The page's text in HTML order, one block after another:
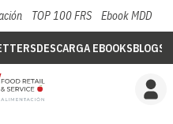
TOP 100 FRS Ebook MDD
DESCARGA EBOOKSBLOGS